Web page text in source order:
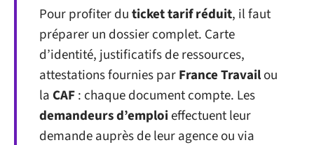
Pour profiter duticket tarif réduit, il faut
préparer un dossier complet. Carte
d’identité, justificatifs de ressources,
attestations fournies parFrance Travailou
la CAF: chaque document compte. Les
demandeurs d’emploieffectuent leur
demande auprès de leur agence ou via